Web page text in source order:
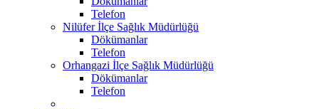
Telefon
Nilüfer İlçe Sağlık Müdürlüğü
Dökümanlar
Telefon
Orhangazi İlçe Sağlık Müdürlüğü
Dökümanlar
Telefon